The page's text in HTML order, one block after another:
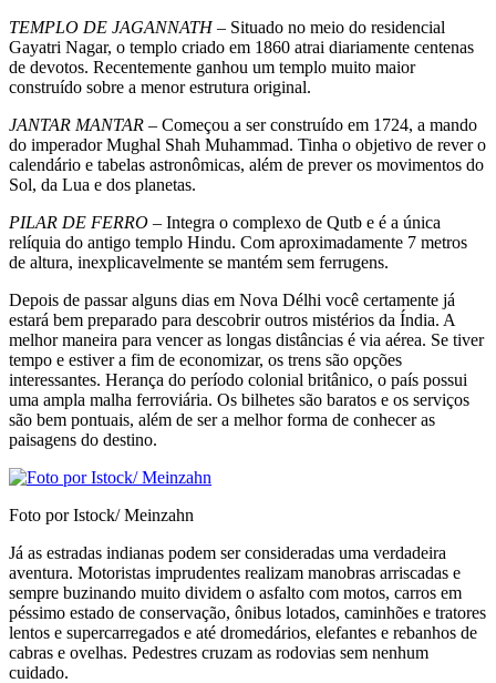
TEMPLO DE JAGANNATH– Situado no meio do residencial
Gayatri Nagar, o templo criado em 1860 atrai diariamente centenas
de devotos. Recentemente ganhou um templo muito maior
construído sobre a menor estrutura original.
JANTAR MANTAR – Começou a ser construí­do em 1724, a mando
do imperador Mughal Shah Muhammad. Tinha o objetivo de rever o
calendá­rio e tabelas astronômicas, além de prever os mo­vimentos do
Sol, da Lua e dos planetas.
PILAR DE FERRO – Integra o complexo de Qutb e é a única
relíquia do antigo templo Hindu. Com aproximadamente 7 metros
de altura, inexpli­cavelmente se mantém sem ferrugens.
Depois de passar alguns dias em Nova Délhi você certamente já
estará bem preparado para desco­brir outros mistérios da Índia. A
melhor maneira para vencer as longas distâncias é via aérea. Se ti­ver
tempo e estiver a fim de economizar, os trens são opções
interessantes. Herança do período co­lonial britânico, o país possui
uma ampla malha ferroviária. Os bilhetes são baratos e os serviços
são bem pontuais, além de ser a melhor forma de conhecer as
paisagens do destino.
Foto por Istock/ Meinzahn
Já as estradas indianas podem ser consideradas uma verdadeira
aventura. Motoristas imprudentes realizam manobras arriscadas e
sempre buzinando muito dividem o asfalto com motos, carros em
pés­simo estado de conservação, ônibus lotados, cami­nhões e tratores
lentos e supercarregados e até dro­medários, elefantes e rebanhos de
cabras e ovelhas. Pedestres cruzam as rodovias sem nenhum
cuidado.